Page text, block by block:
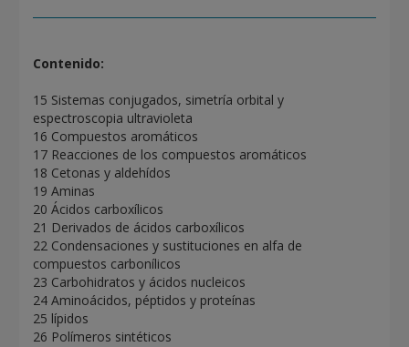
Contenido:
15 Sistemas conjugados, simetría orbital y
espectroscopia ultravioleta
16 Compuestos aromáticos
17 Reacciones de los compuestos aromáticos
18 Cetonas y aldehídos
19 Aminas
20 Ácidos carboxílicos
21 Derivados de ácidos carboxílicos
22 Condensaciones y sustituciones en alfa de
compuestos carbonílicos
23 Carbohidratos y ácidos nucleicos
24 Aminoácidos, péptidos y proteínas
25 lípidos
26 Polímeros sintéticos